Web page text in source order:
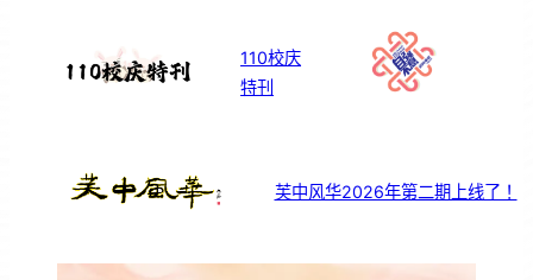
110校庆
特刊
芙中风华2026年第二期上线了！